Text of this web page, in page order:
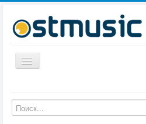
Включить/выключить навигацию
Музыка из мультфильмов